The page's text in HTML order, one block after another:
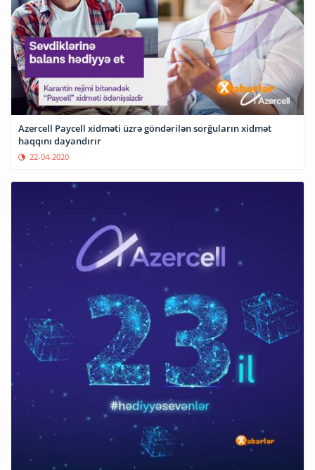
Azercell Paycell xidməti üzrə göndərilən sorğuların xidmət
haqqını dayandırır
22-04-2020